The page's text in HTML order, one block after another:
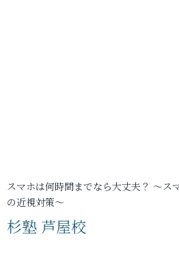
スマホは何時間までなら大丈夫？ ～ス
の近視対策～
杉塾 芦屋校